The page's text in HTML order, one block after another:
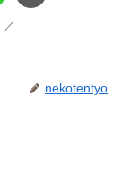
nekotentyo